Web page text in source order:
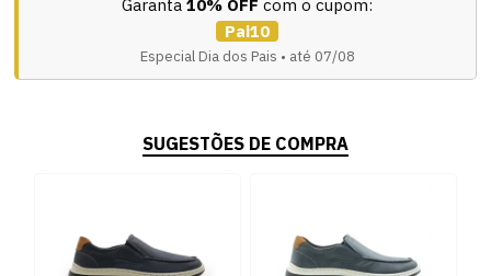
Garanta 10% OFF com o cupom:
Pai10
Especial Dia dos Pais • até 07/08
SUGESTÕES DE COMPRA